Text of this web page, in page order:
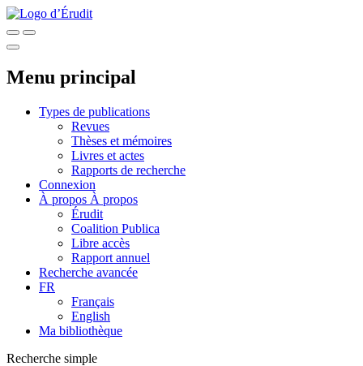
Menu principal
Types de publications
Revues
Thèses et mémoires
Livres et actes
Rapports de recherche
Connexion
À propos À propos
Érudit
Coalition Publica
Libre accès
Rapport annuel
Recherche avancée
FR
Français
English
Ma bibliothèque
Recherche simple